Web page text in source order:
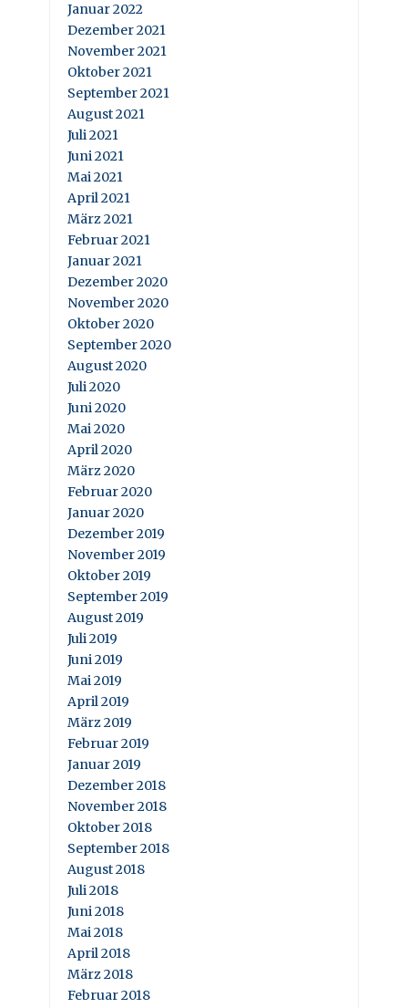
Januar 2022
Dezember 2021
November 2021
Oktober 2021
September 2021
August 2021
Juli 2021
Juni 2021
Mai 2021
April 2021
März 2021
Februar 2021
Januar 2021
Dezember 2020
November 2020
Oktober 2020
September 2020
August 2020
Juli 2020
Juni 2020
Mai 2020
April 2020
März 2020
Februar 2020
Januar 2020
Dezember 2019
November 2019
Oktober 2019
September 2019
August 2019
Juli 2019
Juni 2019
Mai 2019
April 2019
März 2019
Februar 2019
Januar 2019
Dezember 2018
November 2018
Oktober 2018
September 2018
August 2018
Juli 2018
Juni 2018
Mai 2018
April 2018
März 2018
Februar 2018